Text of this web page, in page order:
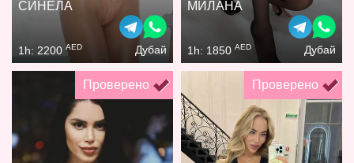
СИНЕЛА
1h: 2200 AED Дубай
МИЛАНА
1h: 1850 AED Дубай
Проверено Проверено